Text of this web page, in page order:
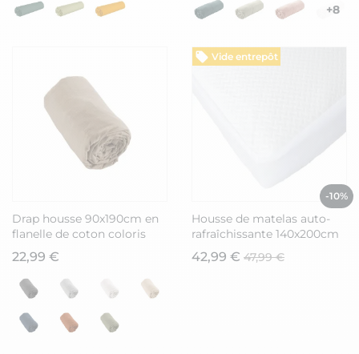
+8
Drap housse 90x190cm en
flanelle de coton coloris
Ficelle - HEDDA
22,99 €
Vide entrepôt
-10%
Housse de matelas auto-
rafraîchissante 140x200cm
42,99 € 47,99 €